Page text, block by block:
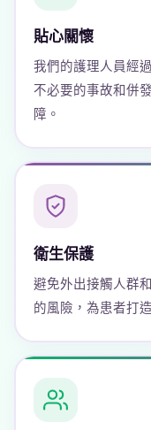
貼心關懷
我們的護理人員經
不必要的事故和併
障。
衛生保護
避免外出接觸人群
的風險，為患者打